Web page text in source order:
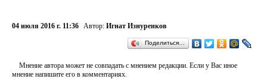
04 июля 2016 г. 11:36 Автор: Игнат Изнуренков
Поделиться…
Мнение автора может не совпадать с мнением редакции. Если у Вас иное
мнение напишите его в комментариях.